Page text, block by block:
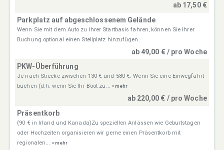
ab 17,50 €
Parkplatz auf abgeschlossenem Gelände
Wenn Sie mit dem Auto zu Ihrer Startbasis fahren, können Sie Ihrer
Buchung optional einen Stellplatz hinzufügen.
ab 49,00 € / pro Woche
PKW-Überführung
Je nach Strecke zwischen 130 € und 580 €. Wenn Sie eine Einwegfahrt
buchen (d.h. wenn Sie Ihr Boot zu... » mehr
ab 220,00 € / pro Woche
Präsentkorb
(90 € in Irland und Kanada)Zu speziellen Anlässen wie Geburtstagen
oder Hochzeiten organisieren wir gerne einen Präsentkorb mit
regionalen... » mehr